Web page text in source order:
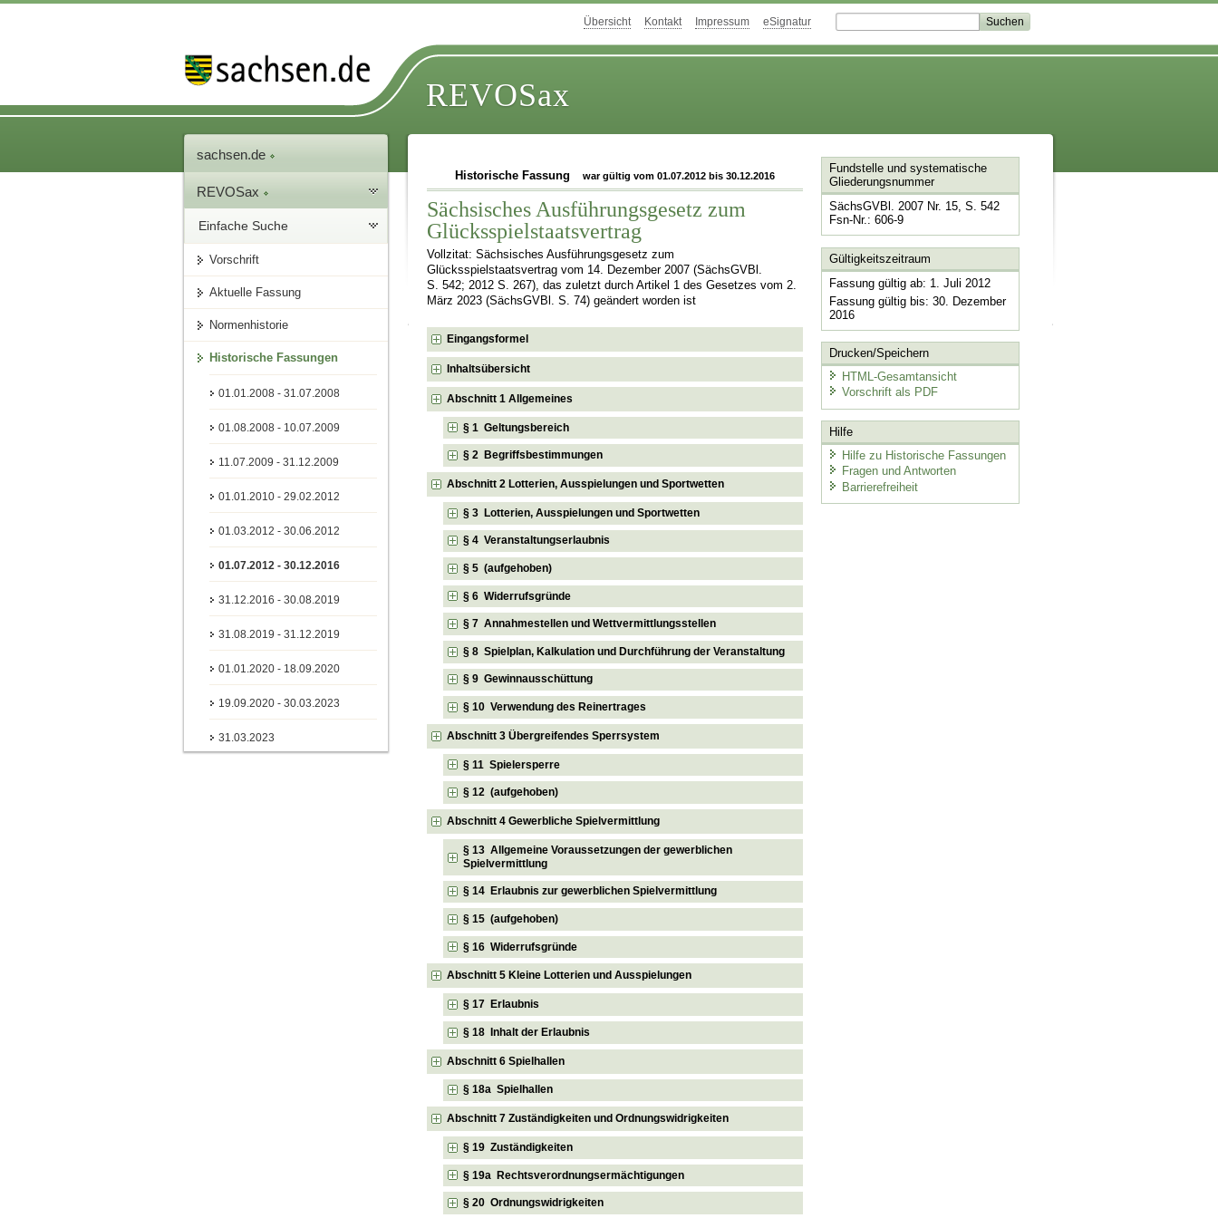
Übersicht Kontakt Impressum eSignatur
REVOSax
sachsen.de
REVOSax
Einfache Suche
Vorschrift
Aktuelle Fassung
Normenhistorie
Historische Fassungen
01.01.2008 - 31.07.2008
01.08.2008 - 10.07.2009
11.07.2009 - 31.12.2009
01.01.2010 - 29.02.2012
01.03.2012 - 30.06.2012
01.07.2012 - 30.12.2016
31.12.2016 - 30.08.2019
31.08.2019 - 31.12.2019
01.01.2020 - 18.09.2020
19.09.2020 - 30.03.2023
31.03.2023
Historische Fassung war gültig vom 01.07.2012 bis 30.12.2016
Sächsisches Ausführungsgesetz zum
Glücksspielstaatsvertrag
Vollzitat: Sächsisches Ausführungsgesetz zum
Glücksspielstaatsvertrag vom 14. Dezember 2007 (SächsGVBl.
S. 542; 2012 S. 267), das zuletzt durch Artikel 1 des Gesetzes vom 2.
März 2023 (SächsGVBl. S. 74) geändert worden ist
Eingangsformel
Inhaltsübersicht
Abschnitt 1 Allgemeines
§ 1 Geltungsbereich
§ 2 Begriffsbestimmungen
Abschnitt 2 Lotterien, Ausspielungen und Sportwetten
§ 3 Lotterien, Ausspielungen und Sportwetten
§ 4 Veranstaltungserlaubnis
§ 5 (aufgehoben)
§ 6 Widerrufsgründe
§ 7 Annahmestellen und Wettvermittlungsstellen
§ 8 Spielplan, Kalkulation und Durchführung der Veranstaltung
§ 9 Gewinnausschüttung
§ 10 Verwendung des Reinertrages
Abschnitt 3 Übergreifendes Sperrsystem
§ 11 Spielersperre
§ 12 (aufgehoben)
Abschnitt 4 Gewerbliche Spielvermittlung
§ 13 Allgemeine Voraussetzungen der gewerblichen
Spielvermittlung
§ 14 Erlaubnis zur gewerblichen Spielvermittlung
§ 15 (aufgehoben)
§ 16 Widerrufsgründe
Abschnitt 5 Kleine Lotterien und Ausspielungen
§ 17 Erlaubnis
§ 18 Inhalt der Erlaubnis
Abschnitt 6 Spielhallen
§ 18a Spielhallen
Abschnitt 7 Zuständigkeiten und Ordnungswidrigkeiten
§ 19 Zuständigkeiten
§ 19a Rechtsverordnungsermächtigungen
§ 20 Ordnungswidrigkeiten
Fundstelle und systematische
Gliederungsnummer
SächsGVBl. 2007 Nr. 15, S. 542
Fsn-Nr.: 606-9
Gültigkeitszeitraum
Fassung gültig ab: 1. Juli 2012
Fassung gültig bis: 30. Dezember
2016
Drucken/Speichern
HTML-Gesamtansicht
Vorschrift als PDF
Hilfe
Hilfe zu Historische Fassungen
Fragen und Antworten
Barrierefreiheit